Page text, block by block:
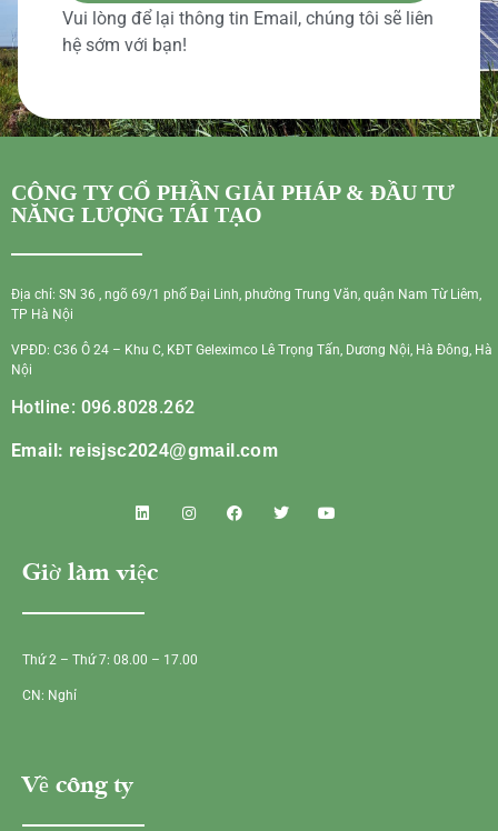
Vui lòng để lại thông tin Email, chúng tôi sẽ liên
hệ sớm với bạn!
CÔNG TY CỔ PHẦN GIẢI PHÁP & ĐẦU TƯ
NĂNG LƯỢNG TÁI TẠO
Địa chỉ: SN 36 , ngõ 69/1 phố Đại Linh, phường Trung Văn, quận Nam Từ Liêm,
TP Hà Nội
VPĐD: C36 Ô 24 – Khu C, KĐT Geleximco Lê Trọng Tấn, Dương Nội, Hà Đông, Hà
Nội
Hotline: 096.8028.262
Email: reisjsc2024@gmail.com
Giờ làm việc
Thứ 2 – Thứ 7: 08.00 – 17.00
CN: Nghỉ
Về công ty